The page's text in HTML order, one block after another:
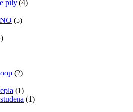
píly (4)
(3)
(2)
(1)
(1)